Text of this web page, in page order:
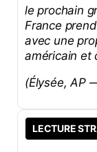
le prochain
France
avec une
américain et
(Élysée, AP
LECTURE